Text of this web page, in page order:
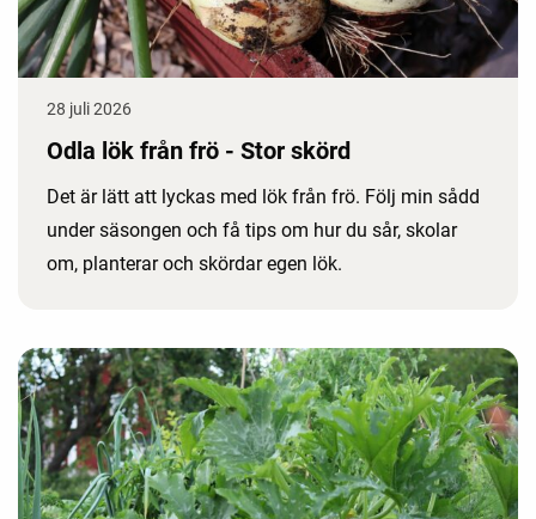
28 juli 2026
Odla lök från frö - Stor skörd
Det är lätt att lyckas med lök från frö. Följ min sådd
under säsongen och få tips om hur du sår, skolar
om, planterar och skördar egen lök.